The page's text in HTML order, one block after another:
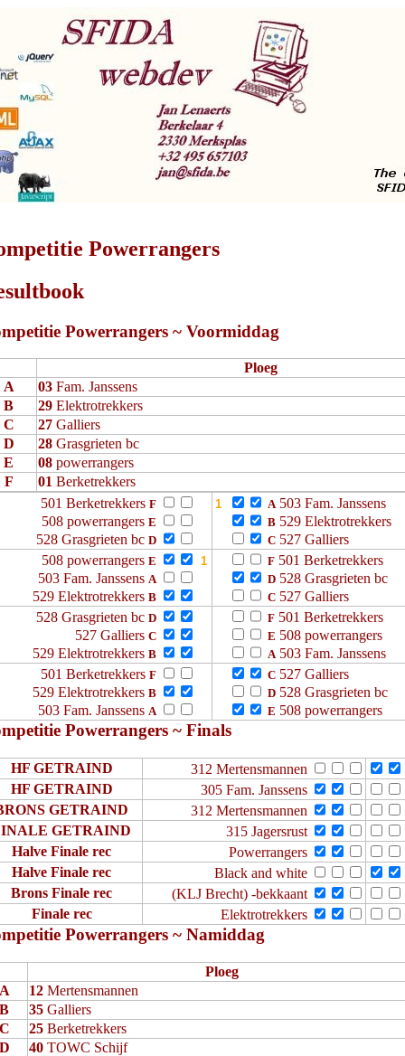
Powerrangers
Powerrangers ~ Voormiddag
Ploeg
A
03 Fam. Janssens
B
29 Elektrotrekkers
C
27 Galliers
D
28 Grasgrieten bc
E
08 powerrangers
F
01 Berketrekkers
501 Berketrekkers F
508 powerrangers E
528 Grasgrieten bc D
A503 Fam. Janssens
B 529 Elektrotrekkers
C 527 Galliers
508 powerrangers E
503 Fam. Janssens A
529 Elektrotrekkers B
F 501 Berketrekkers
D 528 Grasgrieten bc
C 527 Galliers
528 Grasgrieten bc D
527 Galliers C
529 Elektrotrekkers B
F 501 Berketrekkers
E 508 powerrangers
A503 Fam. Janssens
501 Berketrekkers F
529 Elektrotrekkers B
503 Fam. Janssens A
C 527 Galliers
D 528 Grasgrieten bc
E 508 powerrangers
Powerrangers ~ Finals
HF GETRAIND
312 Mertensmannen
HF GETRAIND
305 Fam. Janssens
GETRAIND
312 Mertensmannen
GETRAIND
315 Jagersrust
Halve Finale rec
Powerrangers
Halve Finale rec
Black and white
Brons Finale rec
(KLJ Brecht) -bekkaant
Finale rec
Elektrotrekkers
Powerrangers ~ Namiddag
Ploeg
12 Mertensmannen
B
35 Galliers
25 Berketrekkers
40 TOWC Schijf